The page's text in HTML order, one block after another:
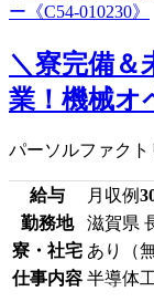
＼寮完備
業！機械オ
パーソルファク
給与 月収例
勤務地
滋賀県
寮・社宅 あり（
仕事内容 半導体